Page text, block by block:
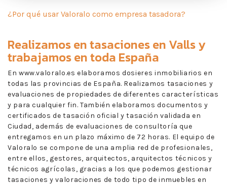
¿Por qué usar Valoralo como empresa tasadora?
Realizamos entasaciones en Vallsy
trabajamos en toda España
En www.valoralo.es elaboramos dosieres inmobiliarios en
todas las provincias de España. Realizamos tasaciones y
evaluaciones de propiedades de diferentes características
y para cualquier fin. También elaboramos documentos y
certificados de tasación oficial y tasación validada en
Ciudad, además de evaluaciones de consultoría que
entregamos en un plazo máximo de 72 horas. El equipo de
Valoralo se compone de una amplia red de profesionales,
entre ellos, gestores, arquitectos, arquitectos técnicos y
técnicos agrícolas, gracias a los que podemos gestionar
tasaciones y valoraciones de todo tipo de inmuebles en